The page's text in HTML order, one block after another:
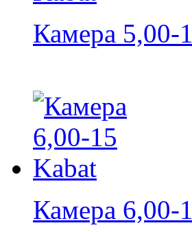
Камера 5,00-
Камера 6,00-